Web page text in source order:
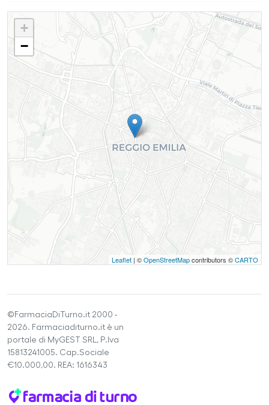
+
−
Leaflet | ©OpenStreetMapcontributors ©CARTO
©FarmaciaDiTurno.it 2000 -
2026. Farmaciaditurno.it è un
portale di MyGEST SRL, P.Iva
15813241005. Cap.Sociale
€10.000,00. REA: 1616343